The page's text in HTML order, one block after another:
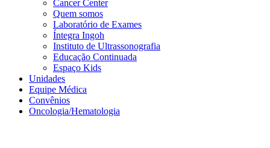
Cancer Center
Quem somos
Laboratório de Exames
Íntegra Ingoh
Instituto de Ultrassonografia
Educação Continuada
Espaço Kids
Unidades
Equipe Médica
Convênios
Oncologia/Hematologia